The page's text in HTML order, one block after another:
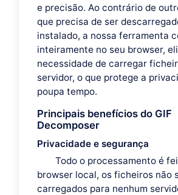
e precisão. Ao contrário de
que precisa de ser
instalado, a nossa ferramenta
inteiramente no seu browser,
necessidade de carregar
servidor, o que protege a
poupa tempo.
Principais benefícios do GIF
Decomposer
Privacidade e segurança
Todo o processamento é
browser local, os ficheiros não
carregados para nenhum